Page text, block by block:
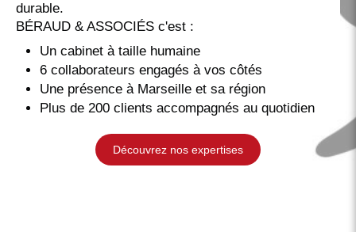
durable.
BÉRAUD & ASSOCIÉS c'est :
Un cabinet à taille humaine
6 collaborateurs engagés à vos côtés
Une présence à Marseille et sa région
Plus de 200 clients accompagnés au quotidien
Découvrez nos expertises